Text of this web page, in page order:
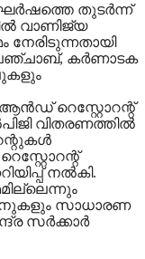
തുടര്‍ന്ന്
വാണിജ്യ
നേരിടുന്നതായി
പഞ്ചാബ്, കര്‍ണാടക
റെസ്റ്റോറന്റ്
വിതരണത്തില്‍
നല്‍കി.
സാധാരണ
സര്‍ക്കാര്‍